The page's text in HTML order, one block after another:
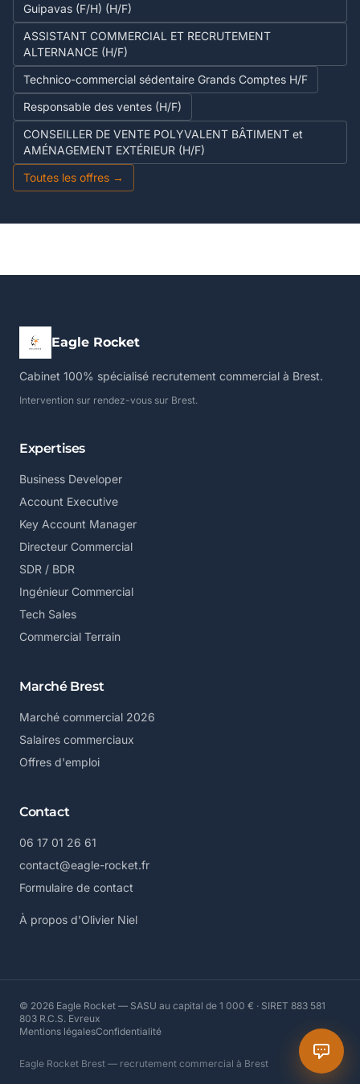
Guipavas (F/H) (H/F)
ASSISTANT COMMERCIAL ET RECRUTEMENT
ALTERNANCE (H/F)
Technico-commercial sédentaire Grands Comptes H/F
Responsable des ventes (H/F)
CONSEILLER DE VENTE POLYVALENT BÂTIMENT et
AMÉNAGEMENT EXTÉRIEUR (H/F)
Toutes les offres →
Eagle Rocket
Cabinet 100% spécialisé recrutement commercial à Brest.
Intervention sur rendez-vous sur Brest.
Expertises
Business Developer
Account Executive
Key Account Manager
Directeur Commercial
SDR / BDR
Ingénieur Commercial
Tech Sales
Commercial Terrain
Marché Brest
Marché commercial 2026
Salaires commerciaux
Offres d'emploi
Contact
06 17 01 26 61
contact@eagle-rocket.fr
Formulaire de contact
À propos d'Olivier Niel
© 2026 Eagle Rocket — SASU au capital de 1 000 € · SIRET 883 581
803 R.C.S. Evreux
Mentions légalesConfidentialité
Eagle Rocket Brest — recrutement commercial à Brest